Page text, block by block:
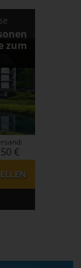
zum
€